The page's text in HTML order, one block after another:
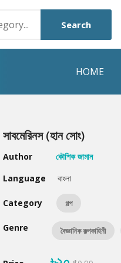
Search
HOME
Hot & New
সাবমেরিনস (হান সোং)
Author
কৌশিক জামান
Language
বাংলা
Category গল্প
Genre বৈজ্ঞানিক কল্পকাহিনী